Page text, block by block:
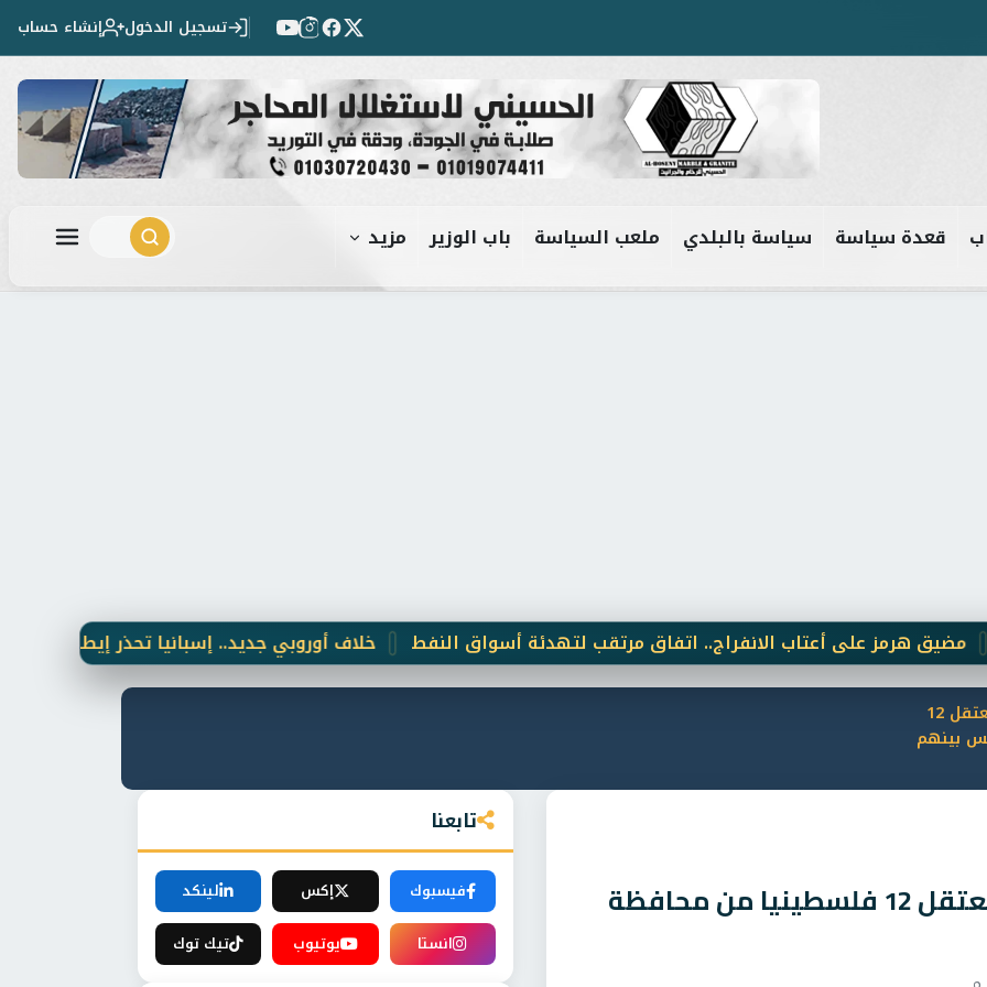
تسجيل الدخول إنشاء حساب
قعدة سياسة سياسة بالبلدي ملعب السياسة باب الوزير مزيد
خلاف أوروبي جديد.. إسبانيا تحذر إيطاليا بسبب أزمة على أعتاب الانفراج.. اتفاق مرتقب لتهدئة أسواق النفط
قوات الاحتلال الاسرائيلى تعتقل 12
بينهم
قوات الاحتلال الاسرائيلى تعتقل 12 فلسطينيا من محافظة
تابعنا
فيسبوك إكس
لينكد
انستا
يوتيوب تيك توك